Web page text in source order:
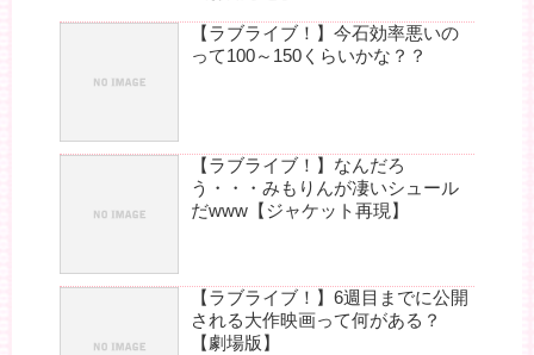
【ラブライブ！】今石効率悪いの
って100～150くらいかな？？
【ラブライブ！】なんだろ
う・・・みもりんが凄いシュール
だwww【ジャケット再現】
【ラブライブ！】6週目までに公開
される大作映画って何がある？
【劇場版】